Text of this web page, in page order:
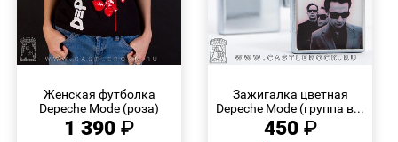
Женская футболка
Depeche Mode (роза)
1 390 ₽
Зажигалка цветная
Depeche Mode (группа в...
450 ₽